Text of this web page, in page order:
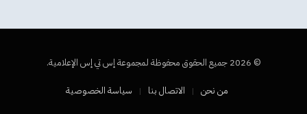
© 2026 جميع الحقوق محفوظة لمجموعة إس تي إس الإعلامية.
من نحن الاتصال بنا سياسة الخصوصية